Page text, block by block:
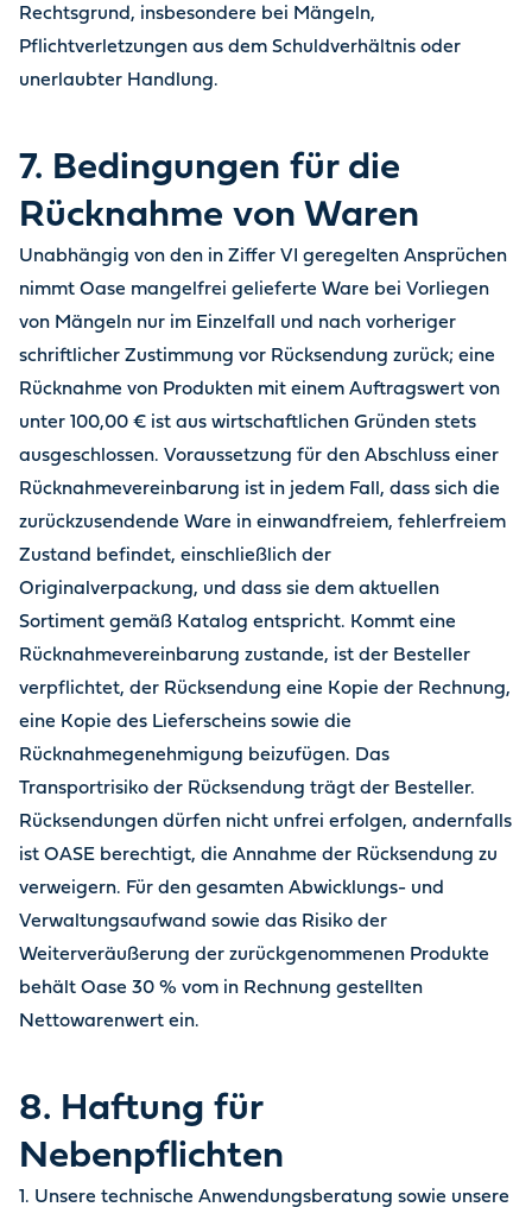
Rechtsgrund, insbesondere bei Mängeln,
Pflichtverletzungen aus dem Schuldverhältnis oder
unerlaubter Handlung.
7. Bedingungen für die
Rücknahme von Waren
Unabhängig von den in Ziffer VI geregelten Ansprüchen
nimmt Oase mangelfrei gelieferte Ware bei Vorliegen
von Mängeln nur im Einzelfall und nach vorheriger
schriftlicher Zustimmung vor Rücksendung zurück; eine
Rücknahme von Produkten mit einem Auftragswert von
unter 100,00 € ist aus wirtschaftlichen Gründen stets
ausgeschlossen. Voraussetzung für den Abschluss einer
Rücknahmevereinbarung ist in jedem Fall, dass sich die
zurückzusendende Ware in einwandfreiem, fehlerfreiem
Zustand befindet, einschließlich der
Originalverpackung, und dass sie dem aktuellen
Sortiment gemäß Katalog entspricht. Kommt eine
Rücknahmevereinbarung zustande, ist der Besteller
verpflichtet, der Rücksendung eine Kopie der Rechnung,
eine Kopie des Lieferscheins sowie die
Rücknahmegenehmigung beizufügen. Das
Transportrisiko der Rücksendung trägt der Besteller.
Rücksendungen dürfen nicht unfrei erfolgen, andernfalls
ist OASE berechtigt, die Annahme der Rücksendung zu
verweigern. Für den gesamten Abwicklungs- und
Verwaltungsaufwand sowie das Risiko der
Weiterveräußerung der zurückgenommenen Produkte
behält Oase 30 % vom in Rechnung gestellten
Nettowarenwert ein.
8. Haftung für
Nebenpflichten
1. Unsere technische Anwendungsberatung sowie unsere